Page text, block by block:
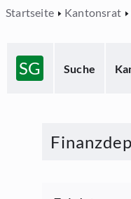
Startseite Kantonsrat
SG Suche